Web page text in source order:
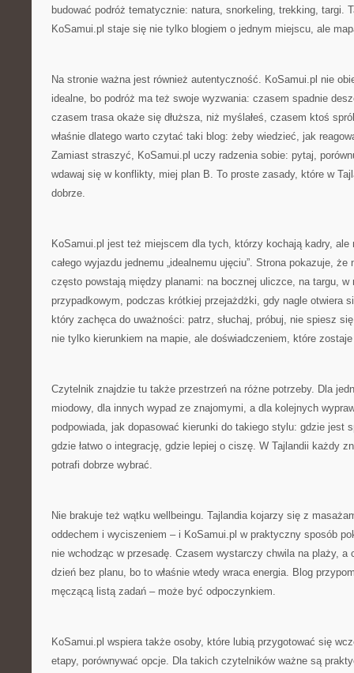
budować podróż tematycznie: natura, snorkeling, trekking, targi.
KoSamui.pl staje się nie tylko blogiem o jednym miejscu, ale
Na stronie ważna jest również autentyczność. KoSamui.pl nie
idealne, bo podróż ma też swoje wyzwania: czasem spadnie
czasem trasa okaże się dłuższa, niż myślałeś, czasem ktoś
właśnie dlatego warto czytać taki blog: żeby wiedzieć, jak
Zamiast straszyć, KoSamui.pl uczy radzenia sobie: pytaj,
wdawaj się w konflikty, miej plan B. To proste zasady, które w
dobrze.
KoSamui.pl jest też miejscem dla tych, którzy kochają kadry, ale
całego wyjazdu jednemu „idealnemu ujęciu”. Strona pokazuje, że
często powstają między planami: na bocznej uliczce, na targu, w
przypadkowym, podczas krótkiej przejażdżki, gdy nagle otwiera
który zachęca do uważności: patrz, słuchaj, próbuj, nie spiesz
nie tylko kierunkiem na mapie, ale doświadczeniem, które zostaje
Czytelnik znajdzie tu także przestrzeń na różne potrzeby. Dla
miodowy, dla innych wypad ze znajomymi, a dla kolejnych
podpowiada, jak dopasować kierunki do takiego stylu: gdzie jest
gdzie łatwo o integrację, gdzie lepiej o ciszę. W Tajlandii każdy
potrafi dobrze wybrać.
Nie brakuje też wątku wellbeingu. Tajlandia kojarzy się z
oddechem i wyciszeniem – i KoSamui.pl w praktyczny sposób
nie wchodząc w przesadę. Czasem wystarczy chwila na plaży, a
dzień bez planu, bo to właśnie wtedy wraca energia. Blog
męczącą listą zadań – może być odpoczynkiem.
KoSamui.pl wspiera także osoby, które lubią przygotować się
etapy, porównywać opcje. Dla takich czytelników ważne są